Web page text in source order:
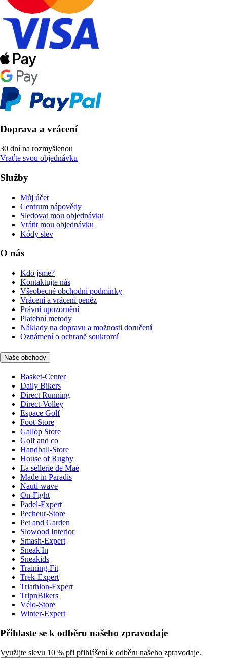
Doprava a vrácení
30 dní na rozmyšlenou
Vraťte svou objednávku
Služby
Můj účet
Centrum nápovědy
Sledovat mou objednávku
Vrátit mou objednávku
Kódy slev
O nás
Kdo jsme?
Kontaktujte nás
Všeobecné obchodní podmínky
Vrácení a vrácení peněz
Právní upozornění
Platební metody
Náklady na dopravu a možnosti doručení
Oznámení o ochraně soukromí
Naše obchody
Basket-Center
Daily Bikers
Direct Running
Direct-Volley
Espace Golf
Foot-Store
Gallop Store
Golf and co
Handball-Store
House of Rugby
La sellerie de Maé
Made in Paradis
Nauti-wave
On-Fight
Padel-Expert
Pecheur-Store
Pet and Garden
Slowood Interior
Smash-Expert
Sneak'In
Sneakids
Training-Fit
Trek-Expert
Triathlon-Expert
TripnBikers
Vélo-Store
Winter-Expert
Přihlaste se k odběru našeho zpravodaje
Využijte slevu 10 % při přihlášení k odběru našeho zpravodaje.